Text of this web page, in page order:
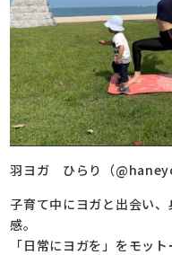
羽ヨガ ひらり（
子育て中にヨガと出会い
感。
「日常にヨガを」をモット